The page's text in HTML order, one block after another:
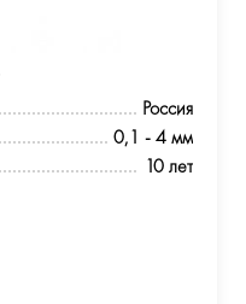
Россия
0,1 - 4 мм
10 лет